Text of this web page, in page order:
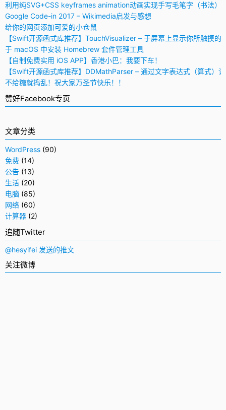
利用纯SVG+CSS keyframes animation动画实现手写毛笔字（书法）
Google Code-in 2017 – Wikimedia启发与感想
给你的网页添加可爱的小仓鼠
【Swift开源函式库推荐】TouchVisualizer – 于屏幕上显示你所触摸的
于 macOS 中安装 Homebrew 套件管理工具
【自制免费实用 iOS APP】香港小巴：我要下车！
【Swift开源函式库推荐】DDMathParser – 通过文字表达式（算式）
不给糖就捣乱！祝大家万圣节快乐！！
赞好Facebook专页
文章分类
WordPress (90)
免费 (14)
公告 (13)
生活 (20)
电脑 (85)
网络 (60)
计算器 (2)
追随Twitter
@hesyifei 发送的推文
关注微博